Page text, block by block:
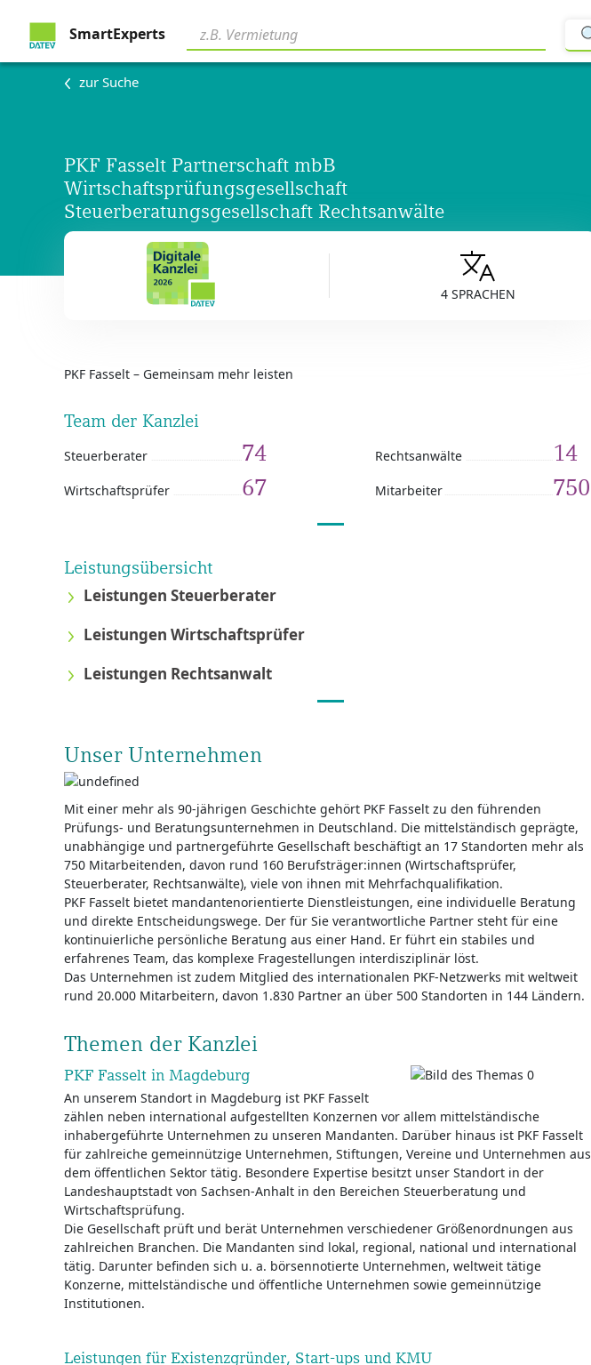
SmartExperts
zur Suche
PKF Fasselt Partnerschaft mbB
Wirtschaftsprüfungsgesellschaft
Steuerberatungsgesellschaft Rechtsanwälte
4 SPRACHEN
PKF Fasselt – Gemeinsam mehr leisten
Team der Kanzlei
Steuerberater 74 Rechtsanwälte 14
Wirtschaftsprüfer 67 Mitarbeiter 750
Leistungsübersicht
Leistungen Steuerberater
Leistungen Wirtschaftsprüfer
Leistungen Rechtsanwalt
Unser Unternehmen
Mit einer mehr als 90-jährigen Geschichte gehört PKF Fasselt zu den führenden
Prüfungs- und Beratungsunternehmen in Deutschland. Die mittelständisch geprägte,
unabhängige und partnergeführte Gesellschaft beschäftigt an 17 Standorten mehr als
750 Mitarbeitenden, davon rund 160 Berufsträger:innen (Wirtschaftsprüfer,
Steuerberater, Rechtsanwälte), viele von ihnen mit Mehrfachqualifikation.
PKF Fasselt bietet mandantenorientierte Dienstleistungen, eine individuelle Beratung
und direkte Entscheidungswege. Der für Sie verantwortliche Partner steht für eine
kontinuierliche persönliche Beratung aus einer Hand. Er führt ein stabiles und
erfahrenes Team, das komplexe Fragestellungen interdisziplinär löst.
Das Unternehmen ist zudem Mitglied des internationalen PKF-Netzwerks mit weltweit
rund 20.000 Mitarbeitern, davon 1.830 Partner an über 500 Standorten in 144 Ländern.
Themen der Kanzlei
PKF Fasselt in Magdeburg
An unserem Standort in Magdeburg ist PKF Fasselt
zählen neben international aufgestellten Konzernen vor allem mittelständische
inhabergeführte Unternehmen zu unseren Mandanten. Darüber hinaus ist PKF Fasselt
für zahlreiche gemeinnützige Unternehmen, Stiftungen, Vereine und Unternehmen aus
dem öffentlichen Sektor tätig. Besondere Expertise besitzt unser Standort in der
Landeshauptstadt von Sachsen-Anhalt in den Bereichen Steuerberatung und
Wirtschaftsprüfung.
Die Gesellschaft prüft und berät Unternehmen verschiedener Größenordnungen aus
zahlreichen Branchen. Die Mandanten sind lokal, regional, national und international
tätig. Darunter befinden sich u. a. börsennotierte Unternehmen, weltweit tätige
Konzerne, mittelständische und öffentliche Unternehmen sowie gemeinnützige
Institutionen.
Leistungen für Existenzgründer, Start-ups und KMU